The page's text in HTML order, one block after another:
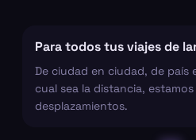
Para todos tus viajes de
De ciudad en ciudad, de país
cual sea la distancia,
desplazamientos.